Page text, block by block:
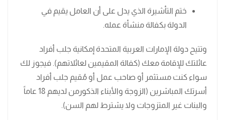
ختم التأشيرة الذي يدل على أن العامل يقيم في
الدولة بكفالة منشأة عمله.
وتتيح دولة الإمارات العربية المتحدة إمكانية جلب أفراد
عائلتك للإقامة معك (كفالة المقيمين لعائلاتهم). فيجوز لك
سواء كنت مستثمر أو صاحب عمل أو مُقيم جلب أفراد
أسرتك المباشرين (الزوجة والأبناء الذكورمن لديهم 18 عاماً
والبنات غير المتزوجات ولا يشترط لهم السن).